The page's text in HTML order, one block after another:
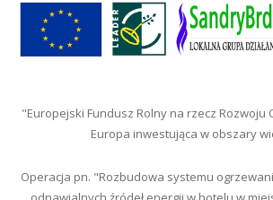
"Europejski Fundusz Rolny na rzecz Rozwoju
Europa inwestująca w obszary
Operacja pn. "Rozbudowa systemu